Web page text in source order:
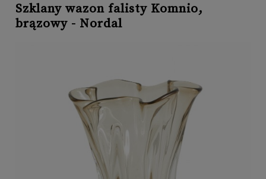
Szklany wazon falisty Komnio,
brązowy - Nordal